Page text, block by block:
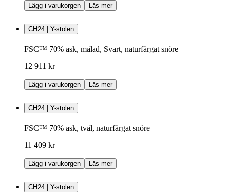
Lägg i varukorgen Läs mer
CH24 | Y-stolen
FSC™ 70% ask, målad, Svart, naturfärgat snöre
12 911 kr
Lägg i varukorgen Läs mer
CH24 | Y-stolen
FSC™ 70% ask, tvål, naturfärgat snöre
11 409 kr
Lägg i varukorgen Läs mer
CH24 | Y-stolen